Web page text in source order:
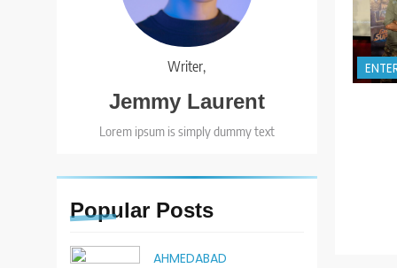
Writer,
Jemmy Laurent
Lorem ipsum is simply dummy text
Popular Posts
AHMEDABAD